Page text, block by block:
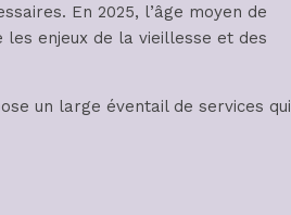
En 2025, l’âge moyen de
enjeux de la vieillesse et des
un large éventail de services qui